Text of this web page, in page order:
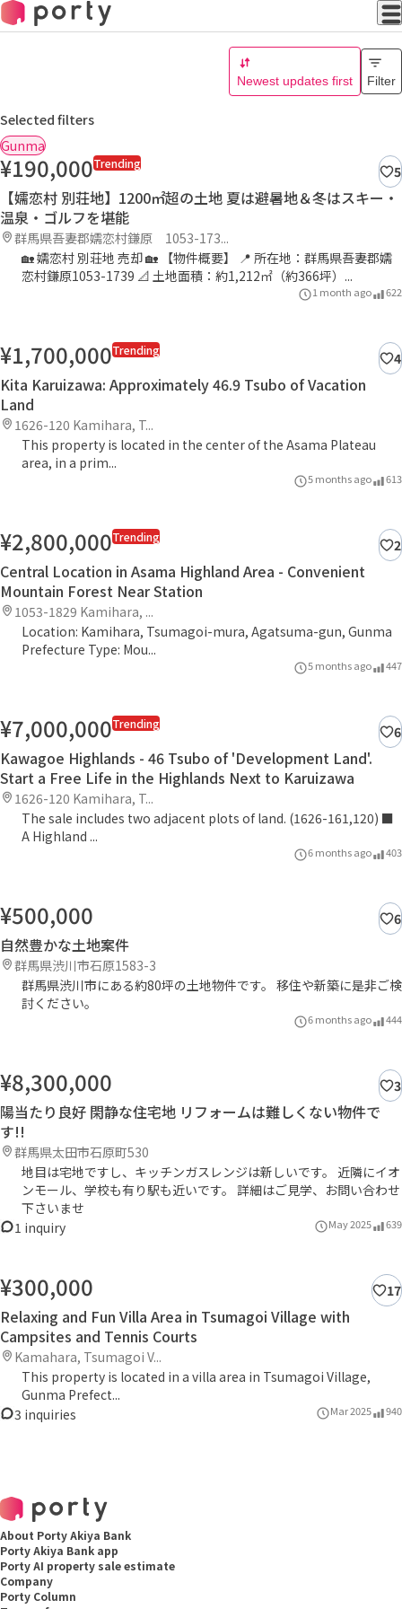
Newest updates first Filter
Selected filters
Gunma
¥190,000Trending 5
【嬬恋村 別荘地】1200㎡超の土地 夏は避暑地＆冬はスキー・
温泉・ゴルフを堪能
群馬県吾妻郡嬬恋村鎌原 1053-173...
🏡 嬬恋村 別荘地 売却 🏡 【物件概要】 📍 所在地：群馬県吾妻郡嬬
恋村鎌原1053-1739 📐 土地面積：約1,212㎡（約366坪）...
1 month ago 622
¥1,700,000Trending 4
Kita Karuizawa: Approximately 46.9 Tsubo of Vacation
Land
1626-120 Kamihara, T...
This property is located in the center of the Asama Plateau
area, in a prim...
5 months ago 613
¥2,800,000Trending 2
Central Location in Asama Highland Area - Convenient
Mountain Forest Near Station
1053-1829 Kamihara, ...
Location: Kamihara, Tsumagoi-mura, Agatsuma-gun, Gunma
Prefecture Type: Mou...
5 months ago 447
¥7,000,000Trending 6
Kawagoe Highlands - 46 Tsubo of 'Development Land'.
Start a Free Life in the Highlands Next to Karuizawa
1626-120 Kamihara, T...
The sale includes two adjacent plots of land. (1626-161,120) ■
A Highland ...
6 months ago 403
¥500,000 6
自然豊かな土地案件
群馬県渋川市石原1583-3
群馬県渋川市にある約80坪の土地物件です。 移住や新築に是非ご検
討ください。
6 months ago 444
¥8,300,000 3
陽当たり良好 閑静な住宅地 リフォームは難しくない物件で
す!!
群馬県太田市石原町530
地目は宅地ですし、キッチンガスレンジは新しいです。 近隣にイオ
ンモール、学校も有り駅も近いです。 詳細はご見学、お問い合わせ
下さいませ
1 inquiry
May 2025 639
¥300,000 17
Relaxing and Fun Villa Area in Tsumagoi Village with
Campsites and Tennis Courts
Kamahara, Tsumagoi V...
This property is located in a villa area in Tsumagoi Village,
Gunma Prefect...
3 inquiries
Mar 2025 940
About Porty Akiya Bank
Porty Akiya Bank app
Porty AI property sale estimate
Company
Porty Column